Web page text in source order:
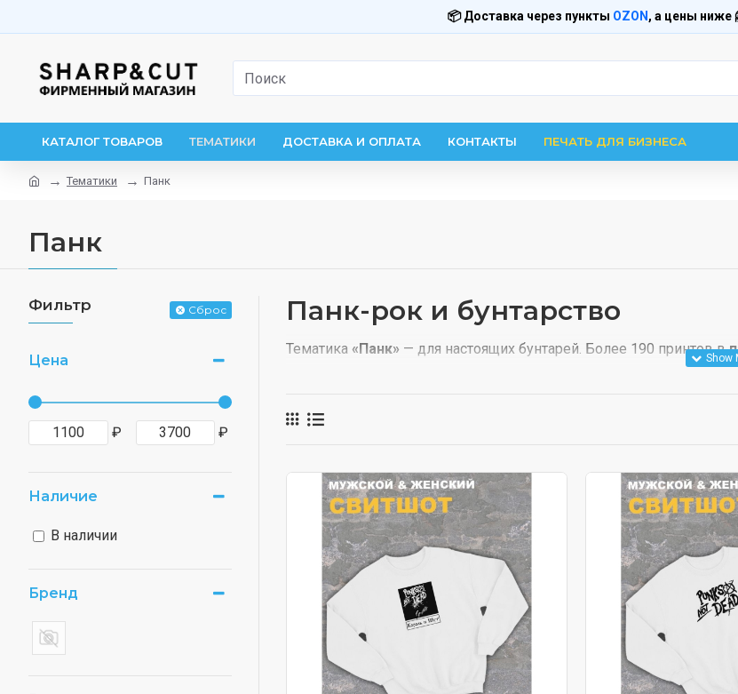
📦 Доставка через пункты OZON , а цены ниже
КАТАЛОГ ТОВАРОВ ТЕМАТИКИ ДОСТАВКА И ОПЛАТА КОНТАКТЫ ПЕЧАТЬ ДЛЯ БИЗНЕСА
Тематики Панк
Панк
Фильтр Сброс
Цена
₽ ₽
Бренд
Наличие
В наличии
Панк-рок и бунтарство
Тематика «Панк» — для настоящих бунтарей. Более 190 принтов в